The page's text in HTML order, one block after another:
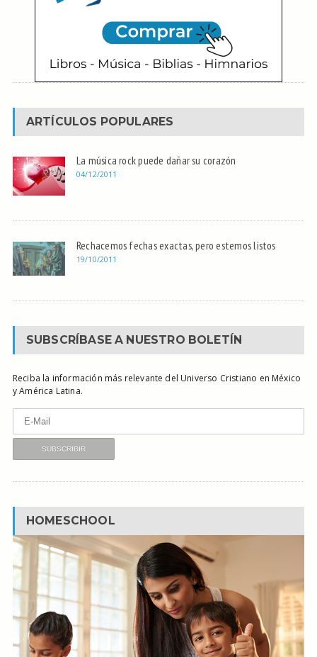
ARTÍCULOS POPULARES
La música rock puede dañar su corazón
04/12/2011
Rechacemos fechas exactas, pero estemos listos
19/10/2011
SUBSCRÍBASE A NUESTRO BOLETÍN
Reciba la información más relevante del Universo Cristiano en México
y América Latina.
HOMESCHOOL